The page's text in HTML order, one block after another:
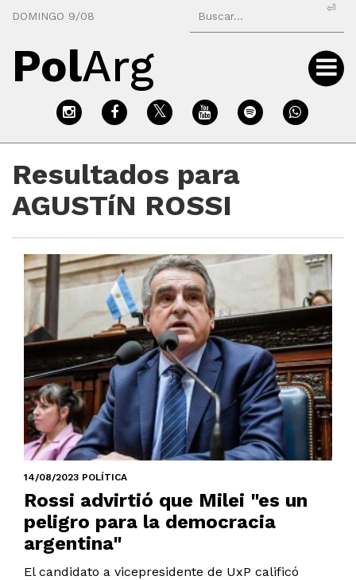
DOMINGO 9/08
⏎
PolArg
Resultados para
AGUSTíN ROSSI
14/08/2023 POLÍTICA
Rossi advirtió que Milei "es un
peligro para la democracia
argentina"
El candidato a vicepresidente de UxP calificó